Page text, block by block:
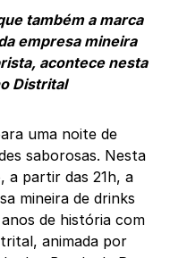
também a marca
empresa mineira
acontece nesta
Distrital
uma noite de
saborosas. Nesta
a partir das 21h, a
mineira de drinks
de história com
animada por